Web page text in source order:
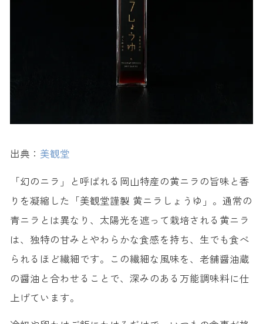
出典： 美観堂
「幻のニラ」と呼ばれる岡山特産の黄ニラの旨味と香
りを凝縮した「美観堂謹製 黄ニラしょうゆ」。通常の
青ニラとは異なり、太陽光を遮って栽培される黄ニラ
は、独特の甘みとやわらかな食感を持ち、生でも食べ
られるほど繊細です。この繊細な風味を、老舗醤油蔵
の醤油と合わせることで、深みのある万能調味料に仕
上げています。